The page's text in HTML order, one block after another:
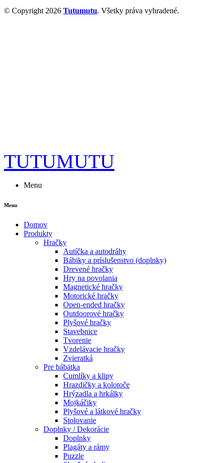
© Copyright 2026 Tutumutu. Všetky práva vyhradené.
TUTUMUTU
Menu
Menu
Domov
Produkty
Hračky
Autíčka a autodráhy
Bábiky a príslušenstvo (doplnky)
Drevené hračky
Hry na povolania
Magnetické hračky
Motorické hračky
Open-ended hračky
Outdoorové hračky
Plyšové hračky
Stavebnice
Tvorenie
Vzdelávacie hračky
Zvieratká
Pre bábätka
Cumlíky a klipy
Hrazdičky a kolotoče
Hrýzadla a hrkálky
Mojkáčiky
Plyšové a látkové hračky
Stolovanie
Doplnky / Dekorácie
Doplnky
Plagáty a rámy
Puzzle